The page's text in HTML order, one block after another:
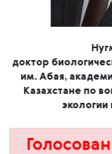
доктор
им. Абая,
Казахстане по